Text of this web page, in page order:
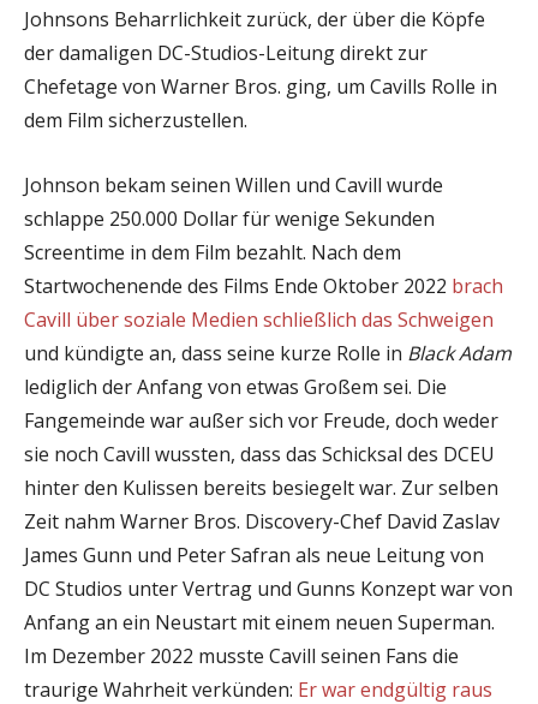
Johnsons Beharrlichkeit zurück, der über die Köpfe
der damaligen DC-Studios-Leitung direkt zur
Chefetage von Warner Bros. ging, um Cavills Rolle in
dem Film sicherzustellen.
Johnson bekam seinen Willen und Cavill wurde
schlappe 250.000 Dollar für wenige Sekunden
Screentime in dem Film bezahlt. Nach dem
Startwochenende des Films Ende Oktober 2022 brach
Cavill über soziale Medien schließlich das Schweigen
und kündigte an, dass seine kurze Rolle in Black Adam
lediglich der Anfang von etwas Großem sei. Die
Fangemeinde war außer sich vor Freude, doch weder
sie noch Cavill wussten, dass das Schicksal des DCEU
hinter den Kulissen bereits besiegelt war. Zur selben
Zeit nahm Warner Bros. Discovery-Chef David Zaslav
James Gunn und Peter Safran als neue Leitung von
DC Studios unter Vertrag und Gunns Konzept war von
Anfang an ein Neustart mit einem neuen Superman.
Im Dezember 2022 musste Cavill seinen Fans die
traurige Wahrheit verkünden: Er war endgültig raus